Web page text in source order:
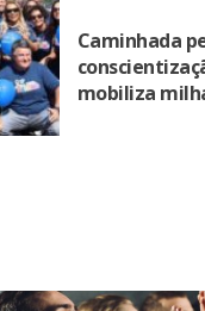
Caminhada
mobiliza